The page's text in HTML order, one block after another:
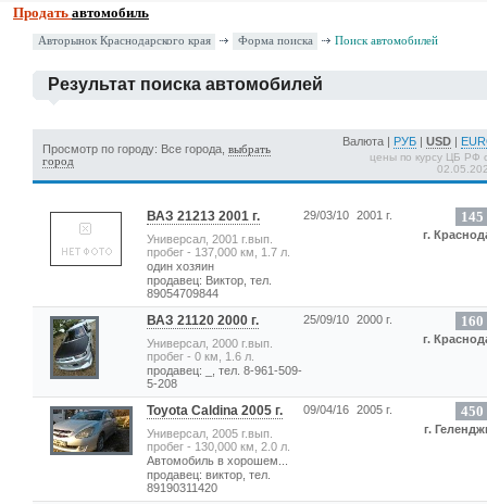
Продать автомобиль
Авторынок Краснодарского края Форма поиска Поиск автомобилей
Результат поиска автомобилей
Просмотр по городу: Все города,выбрать
город
Валюта | РУБ |USD |
цены по курсу ЦБ РФ
ВАЗ 21213 2001 г.
Универсал, 2001 г.вып.
пробег - 137,000 км, 1.7 л.
один хозяин
продавец: Виктор, тел.
89054709844
29/03/10 2001 г. 145
г.
ВАЗ 21120 2000 г.
Универсал, 2000 г.вып.
пробег - 0 км, 1.6 л.
продавец: _, тел. 8-961-509-
5-208
25/09/10 2000 г. 160
г.
Toyota Caldina 2005 г.
Универсал, 2005 г.вып.
пробег - 130,000 км, 2.0 л.
Автомобиль в хорошем...
продавец: виктор, тел.
89190311420
09/04/16 2005 г. 450
г.